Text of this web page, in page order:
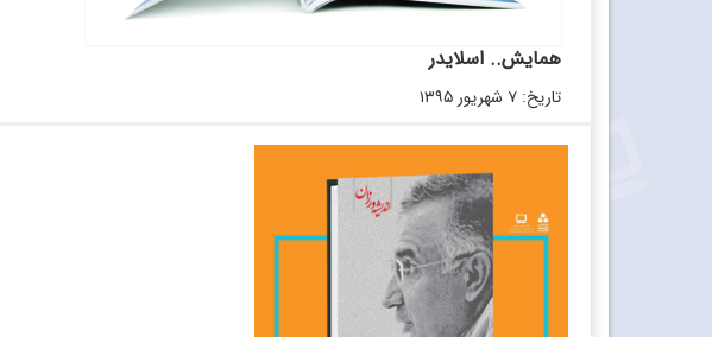
همایش.. اسلایدر
تاریخ: ۷ شهریور ۱۳۹۵